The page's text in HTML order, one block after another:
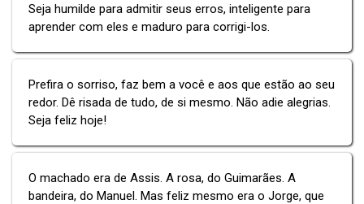
Seja humilde para admitir seus erros, inteligente para
aprender com eles e maduro para corrigi-los.
Prefira o sorriso, faz bem a você e aos que estão ao seu
redor. Dê risada de tudo, de si mesmo. Não adie alegrias.
Seja feliz hoje!
O machado era de Assis. A rosa, do Guimarães. A
bandeira, do Manuel. Mas feliz mesmo era o Jorge, que